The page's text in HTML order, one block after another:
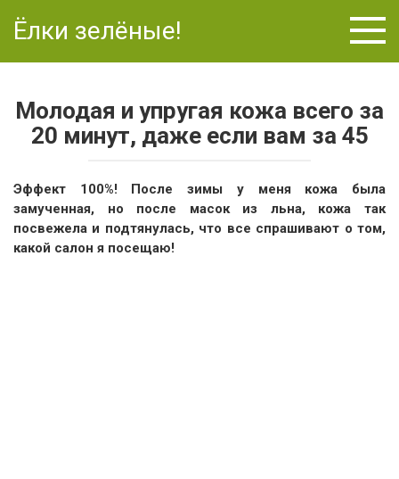
Ёлки зелёные!
Молодая и упругая кожа всего за
20 минут, даже если вам за 45
Эффект 100%! После зимы у меня кожа была
замученная, но после масок из льна, кожа так
посвежела и подтянулась, что все спрашивают о том,
какой салон я посещаю!